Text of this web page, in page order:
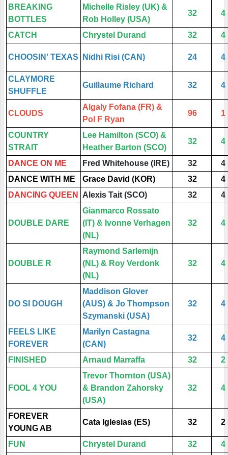
BREAKING
BOTTLES
Michelle Risley (UK) &
Rob Holley (USA)
32 4
CATCH Chrystel Durand 32 4
CHOOSIN' TEXAS Nidhi Risi (CAN) 24 4
CLAYMORE
SHUFFLE
Guillaume Richard 32 4
CLOUDS
Algaly Fofana (FR) &
Pol F Ryan
96 1
COUNTRY
STRAIT
Lee Hamilton (SCO) &
Heather Barton (SCO)
32 4
DANCE ON ME Fred Whitehouse (IRE) 32
4
DANCE WITH ME
Grace David (KOR) 32
4
DANCING QUEEN
Alexis Tait (SCO) 32 4
DOUBLE DARE
Gianmarco Rossato
(IT) & Ivonne Verhagen
(NL)
32 4
DOUBLE R
Raymond Sarlemijn
(NL) & Roy Verdonk
(NL)
32 4
DO SI DOUGH
Maddison Glover
(AUS) & Jo Thompson
Szymanski (USA)
32 4
FEELS LIKE
FOREVER
Marilyn Castagna
(CAN)
32 4
FINISHED Arnaud Marraffa 32 2
FOOL 4 YOU
Trevor Thornton (USA)
& Brandon Zahorsky
(USA)
32 4
FOREVER
YOUNG AB
Cata Iglesias (ES) 32 2
FUN Chrystel Durand 32
4